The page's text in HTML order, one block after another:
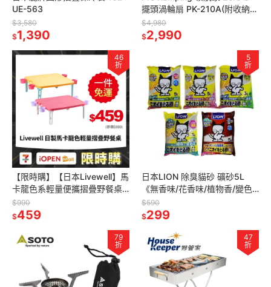
UE-563
$3,580
$1,390
擺頭渦輪扇 PK-210A(附收納
袋) 大風力循環扇 露營風扇 廣
角風扇
$4,980
$2,990
46
折
【限時購】【日本Livewell】馬
卡龍色系輕量便攜摺疊野餐桌
(附杯架) 日本製 含掛勾 戶外露
營桌 收納桌 手提桌
$990
$459
5
折
日本LION 除臭貓砂 礦砂5L
《無香味/花香味/植物香/變色
款/強效除臭款(7歲以上適用)》
$590
$299
79
折
47
折